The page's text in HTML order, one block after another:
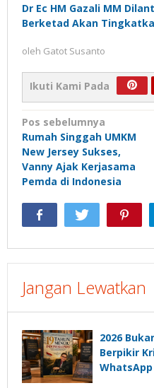
Dr Ec HM Gazali MM
Berketad Akan
oleh Gatot Susanto
Ikuti Kami Pada
Navigasi
pos
Pos sebelumnya
Rumah Singgah UMKM
New Jersey Sukses,
Vanny Ajak Kerjasama
Pemda di Indonesia
Jangan Lewatkan
2026
Berpikir
WhatsApp